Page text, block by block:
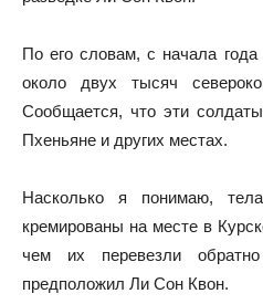
По его словам, с начала
около двух тысяч
Сообщается, что эти
Пхеньяне и других местах.
Насколько я понимаю,
кремированы на месте в
чем их перевезли
предположил Ли Сон Квон.